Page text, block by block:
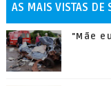
AS MAIS VISTAS DE
"Mãe